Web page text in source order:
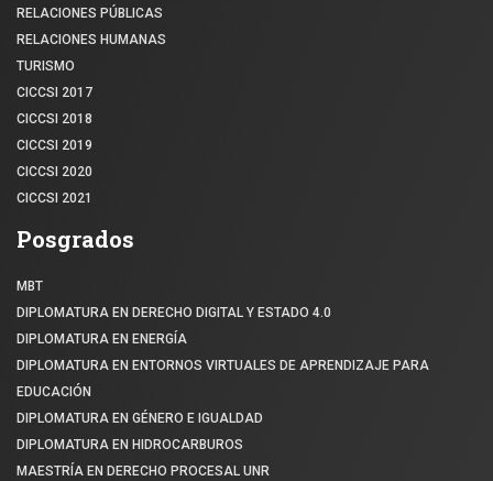
RELACIONES PÚBLICAS
RELACIONES HUMANAS
TURISMO
CICCSI 2017
CICCSI 2018
CICCSI 2019
CICCSI 2020
CICCSI 2021
Posgrados
MBT
DIPLOMATURA EN DERECHO DIGITAL Y ESTADO 4.0
DIPLOMATURA EN ENERGÍA
DIPLOMATURA EN ENTORNOS VIRTUALES DE APRENDIZAJE PARA
EDUCACIÓN
DIPLOMATURA EN GÉNERO E IGUALDAD
DIPLOMATURA EN HIDROCARBUROS
MAESTRÍA EN DERECHO PROCESAL UNR